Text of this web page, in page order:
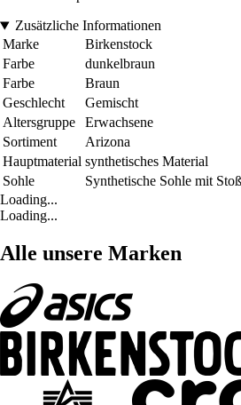
Zusätzliche Informationen
Marke
Birkenstock
Farbe
dunkelbraun
Farbe
Braun
Geschlecht
Gemischt
Altersgruppe
Erwachsene
Sortiment
Arizona
Hauptmaterial synthetisches Material
Sohle
Synthetische Sohle mit
Loading...
Loading...
Alle unsere Marken